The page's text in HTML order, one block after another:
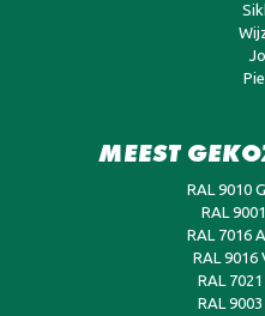
MEEST
RAL 9010
RAL
RAL 7016
RAL 9016
RAL
RAL